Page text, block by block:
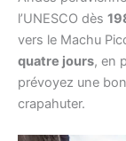
l’UNESCO dès
vers le Machu
quatre jours, en
prévoyez une
crapahuter.